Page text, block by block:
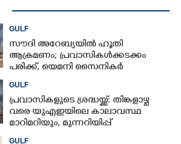
GULF
സൗദി അറേബ്യയിൽ ഹൂതി
ആക്രമണം; പ്രവാസികൾക്കടക്കം
പരിക്ക്, യെമനി സൈനികർ
GULF
പ്രവാസികളുടെ ശ്രദ്ധയ്ക്ക്: തിങ്കളാഴ്ച
വരെ യുഎഇയിലെ കാലാവസ്ഥ
മാറിമറിയും, മുന്നറിയിപ്പ്
GULF